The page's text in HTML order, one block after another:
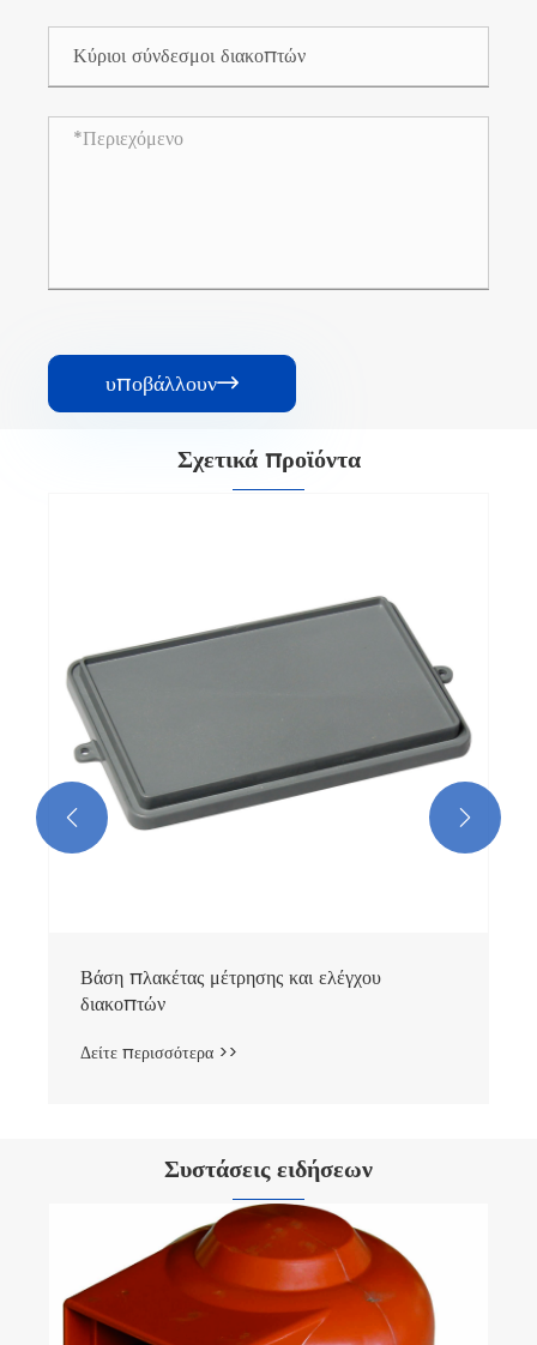
υποβάλλουν
Σχετικά προϊόντα
 
Συστάσεις ειδήσεων
Τι θα λέγατε για την απόδοση των σταθερών
επαφών του εξοπλισμού διανομής που
λανσάρει η Richge;